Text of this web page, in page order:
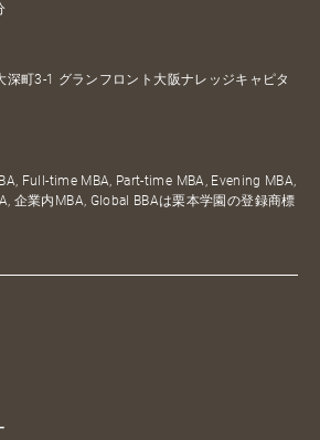
町3-1 グランフロント大阪ナレッジキャピタ
Full-time MBA, Part-time MBA, Evening MBA,
企業内MBA, Global BBAは栗本学園の登録商標